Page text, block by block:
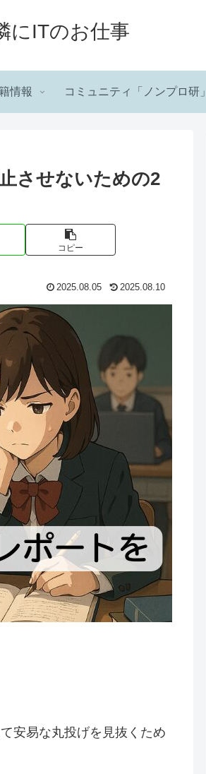
にITのお仕事
情報 コミュニティ「ノンプロ研」
させないための2
コピー
2025.08.05 2025.08.10
安易な丸投げを見抜くため